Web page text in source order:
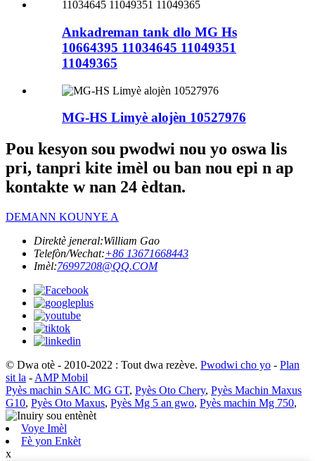
Ankadreman tank dlo MG Hs
10664395 11034645 11049351
11049365
MG-HS Limyè alojèn 10527976
Pou kesyon sou pwodwi nou yo oswa lis
pri, tanpri kite imèl ou ban nou epi n ap
kontakte w nan 24 èdtan.
DEMANN KOUNYE A
Direktè jeneral:William Gao
Telefòn/Wechat:+86 13671668443
Imèl:76997208@QQ.COM
© Dwa otè - 2010-2022 : Tout dwa rezève. Pwodwi cho yo - Plan
sit la - AMP Mobil
Pyès machin SAIC MG GT, Pyès Oto Chery, Pyès Machin Maxus
G10, Pyès Oto Maxus, Pyès Mg 5 an gwo, Pyès machin Mg 750,
Voye Imèl
Fè yon Enkèt
x